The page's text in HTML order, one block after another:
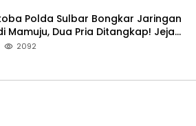
Polda Sulbar Bongkar Jaringan
Mamuju, Dua Pria Ditangkap! Jejak
2092